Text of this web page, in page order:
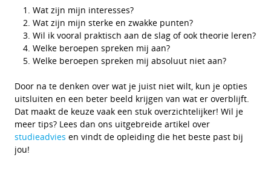
Wat zijn mijn interesses?
Wat zijn mijn sterke en zwakke punten?
Wil ik vooral praktisch aan de slag of ook theorie leren?
Welke beroepen spreken mij aan?
Welke beroepen spreken mij absoluut niet aan?
Door na te denken over wat je juist niet wilt, kun je opties
uitsluiten en een beter beeld krijgen van wat er overblijft.
Dat maakt de keuze vaak een stuk overzichtelijker! Wil je
meer tips? Lees dan ons uitgebreide artikel over
studieadvies en vindt de opleiding die het beste past bij
jou!